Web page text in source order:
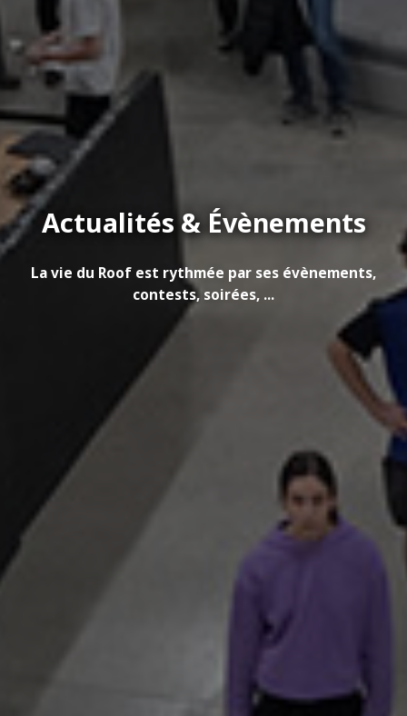
Actualités & Évènements
La vie du Roof est rythmée par ses évènements,
contests, soirées, ...